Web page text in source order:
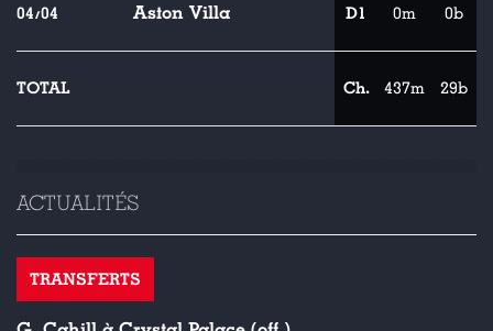
04/04 Aston Villa D1 0m 0b
TOTAL Ch. 437m 29b
ACTUALITÉS
TRANSFERTS